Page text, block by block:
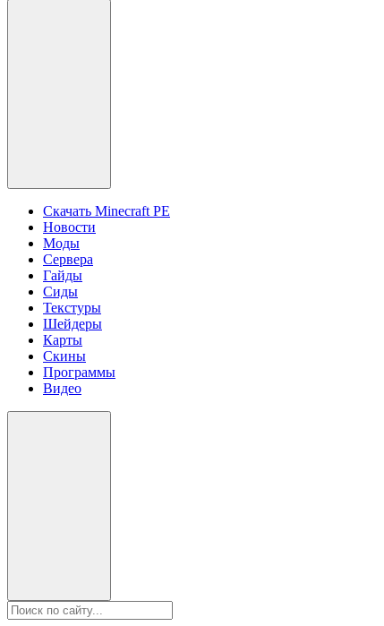
Скачать Minecraft PE
Новости
Моды
Сервера
Гайды
Сиды
Текстуры
Шейдеры
Карты
Скины
Программы
Видео